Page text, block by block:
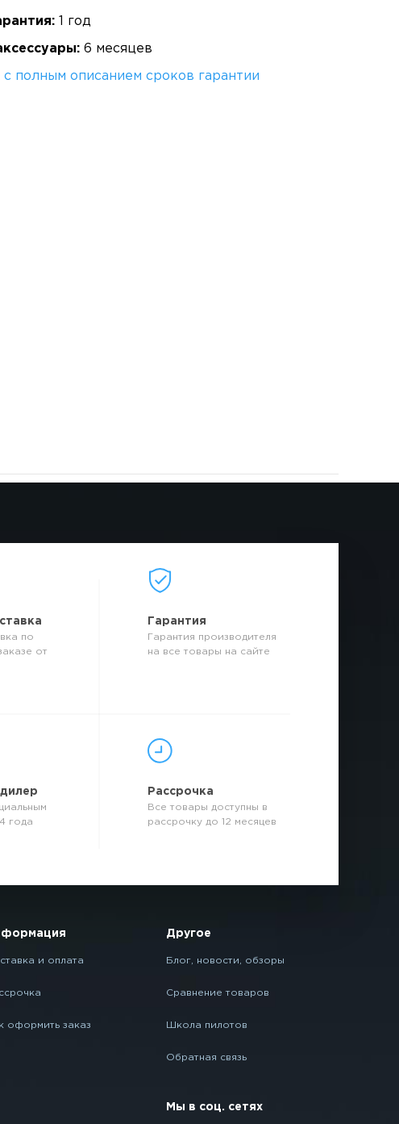
1 год
6 месяцев
с полным описанием сроков гарантии
по
от
Гарантия
Гарантия производителя
на все товары на сайте
года
Рассрочка
Все товары доступны в
рассрочку до 12 месяцев
и оплата
оформить заказ
Другое
Блог, новости, обзоры
Сравнение товаров
Школа пилотов
Обратная связь
Мы в соц. сетях